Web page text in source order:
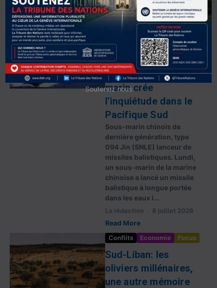
15 juillet 2026
Read More
Focus
Le test d’un missile
balistique chinois
tiré depuis un sous-
marin crée
l’inquiétude dans le
Pacifique Sud
Sous-marin chinois de
dernière génération, type
094 Jin (SNLE) lanceur de
missiles balistiques. Lundi,
un sous-marin de la marine
chinoise a lancé un missile
balistique à longue portée
dans les eaux i...
La rédaction 8 juillet 2026
Read More
Conflits Economie Focus
Sud-Liban: les
oliviers millénaires,
une autre mémoire
Soutenez nous